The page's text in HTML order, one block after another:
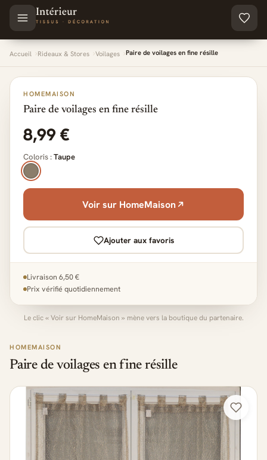
Aller au contenu principal
Accueil Rideaux & Stores Voilages Paire de voilages en fine résille
HOMEMAISON
Paire de voilages en fine résille
HOMEMAISON
Paire de voilages en fine résille
8,99 €
Coloris :Taupe
Voir sur HomeMaison
Ajouter aux favoris
Livraison 6,50 €
Prix vérifié quotidiennement
Le clic « Voir sur HomeMaison » mène vers la boutique du partenaire.